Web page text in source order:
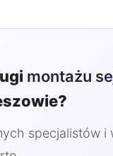
montażu
specjalistów i